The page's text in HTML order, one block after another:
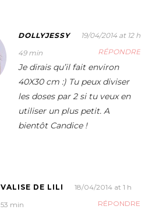
DOLLYJESSY
19/04/2014 at 12 h
49 min
RÉPONDRE
Je dirais qu’il fait environ
40X30 cm :) Tu peux diviser
les doses par 2 si tu veux en
utiliser un plus petit. A
bientôt Candice !
VALISE DE LILI
18/04/2014 at 1 h
53 min
RÉPONDRE